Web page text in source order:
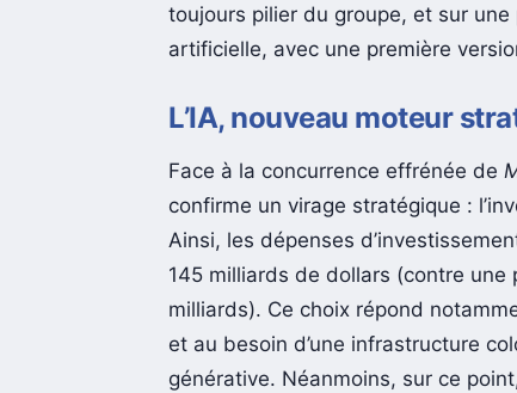
toujours pilier du groupe, et sur une
artificielle, avec une première
L’IA, nouveau moteur
Face à la concurrence effrénée de
confirme un virage stratégique :
Ainsi, les dépenses
145 milliards de dollars (contre
milliards). Ce choix répond
et au besoin d’une infrastructure
générative. Néanmoins, sur ce